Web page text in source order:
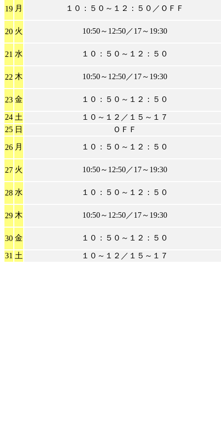
19 月 １０：５０～１２：５０／ＯＦＦ
20 火 10:50～12:50／17～19:30
21 水 １０：５０～１２：５０
22 木 10:50～12:50／17～19:30
23 金 １０：５０～１２：５０
24 土
１０～１２／１５～１７
25 日 ＯＦＦ
26 月 １０：５０～１２：５０
27 火 10:50～12:50／17～19:30
28 水 １０：５０～１２：５０
29 木 10:50～12:50／17～19:30
30 金 １０：５０～１２：５０
31 土 １０～１２／１５～１７